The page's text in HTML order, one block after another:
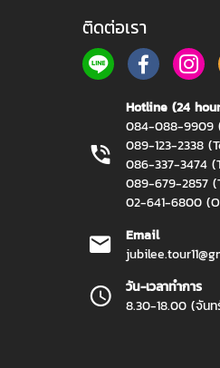
ติดต่อเรา
Hotline (24
084-088-9909
089-123-2338
086-337-3474
089-679-2857
02-641-6800
Email
วัน-เวลาทำการ
8.30-18.00 (จัน